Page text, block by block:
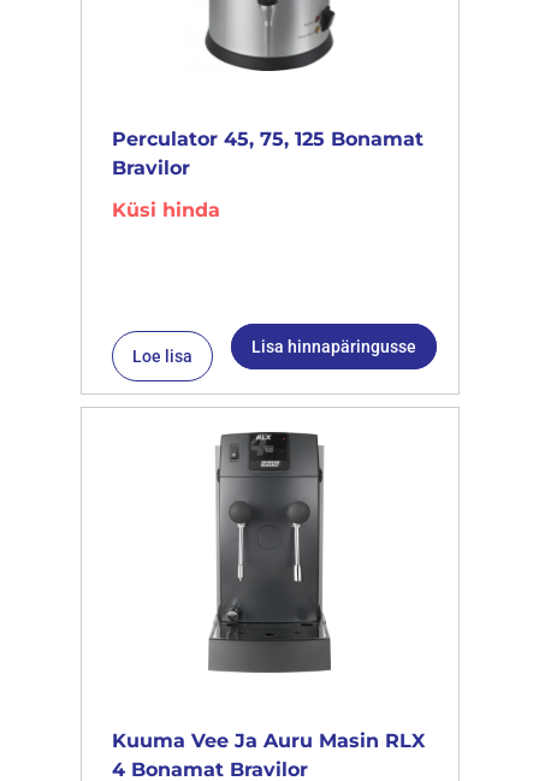
Perculator 45, 75, 125 Bonamat
Bravilor
Küsi hinda
Loe lisa Lisa hinnapäringusse
Kuuma Vee Ja Auru Masin RLX
4 Bonamat Bravilor